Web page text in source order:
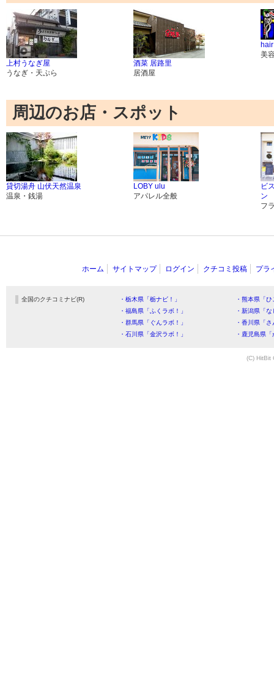
上村うなぎ屋
うなぎ・天ぷら
酒菜 居路里
居酒屋
美
周辺のお店・スポット
貸切湯舟 山伏天然温泉
温泉・銭湯
LOBY ulu
アパレル全般
ビ
ン
フ
ホーム サイトマップ ログイン クチコミ投稿 プラ
全国のクチコミナビ(R) ・栃木県「栃ナビ！」
・熊本県「
・福島県「ふくラボ！」
・新潟県「
・群馬県「ぐんラボ！」
・香川県「
・石川県「金沢ラボ！」
・鹿児島県
(C) HitBit